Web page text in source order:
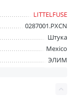
LITTELFUSE
0287001.PXCN
Штука
Mexico
ЭЛИМ